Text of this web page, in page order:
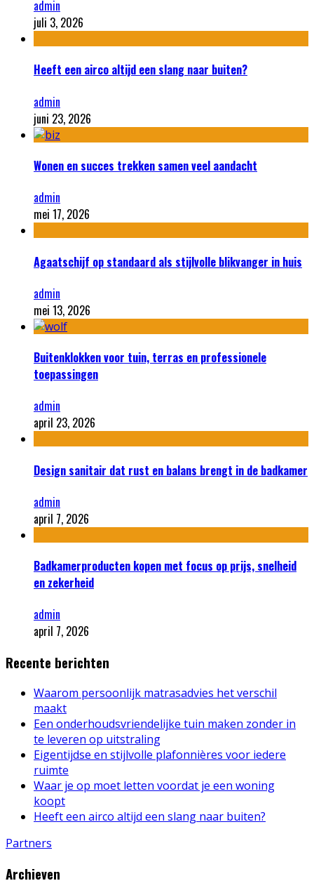
admin
juli 3, 2026
Heeft een airco altijd een slang naar buiten?
admin
juni 23, 2026
Wonen en succes trekken samen veel aandacht
admin
mei 17, 2026
Agaatschijf op standaard als stijlvolle blikvanger in huis
admin
mei 13, 2026
Buitenklokken voor tuin, terras en professionele
toepassingen
admin
april 23, 2026
Design sanitair dat rust en balans brengt in de badkamer
admin
april 7, 2026
Badkamerproducten kopen met focus op prijs, snelheid
en zekerheid
admin
april 7, 2026
Recente berichten
Waarom persoonlijk matrasadvies het verschil
maakt
Een onderhoudsvriendelijke tuin maken zonder in
te leveren op uitstraling
Eigentijdse en stijlvolle plafonnières voor iedere
ruimte
Waar je op moet letten voordat je een woning
koopt
Heeft een airco altijd een slang naar buiten?
Partners
Archieven